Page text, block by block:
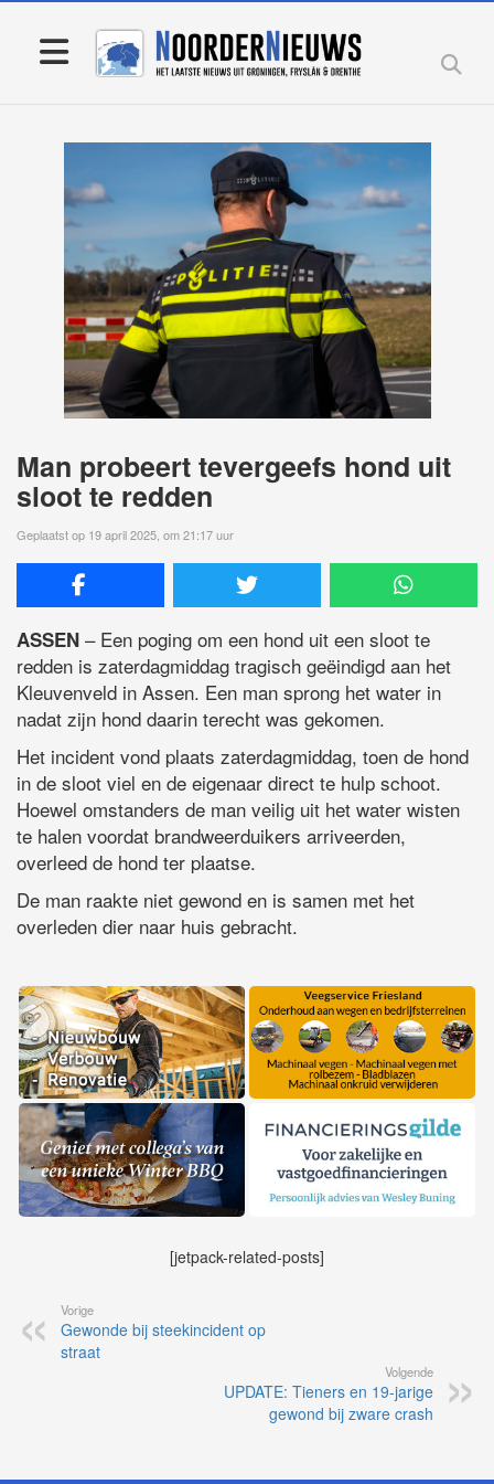
Man probeert tevergeefs hond uit
sloot te redden
Geplaatst op 19 april 2025, om 21:17 uur
ASSEN – Een poging om een hond uit een sloot te
redden is zaterdagmiddag tragisch geëindigd aan het
Kleuvenveld in Assen. Een man sprong het water in
nadat zijn hond daarin terecht was gekomen.
Het incident vond plaats zaterdagmiddag, toen de hond
in de sloot viel en de eigenaar direct te hulp schoot.
Hoewel omstanders de man veilig uit het water wisten
te halen voordat brandweerduikers arriveerden,
overleed de hond ter plaatse.
De man raakte niet gewond en is samen met het
overleden dier naar huis gebracht.
[jetpack-related-posts]
Vorige
Gewonde bij steekincident op
straat
Volgende
UPDATE: Tieners en 19-jarige
gewond bij zware crash